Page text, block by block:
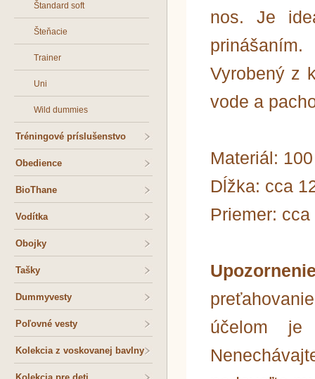
Štandard soft
Šteňacie
Trainer
Uni
Wild dummies
Tréningové príslušenstvo
Obedience
BioThane
Vodítka
Obojky
Tašky
Dummyvesty
Poľovné vesty
Kolekcia z voskovanej bavlny
nos. Je
prinášaním.
Vyrobený z
vode a
Materiál:
Dĺžka: cca
Priemer:
účelom je